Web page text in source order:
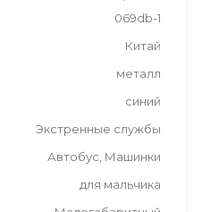
069db-1
Китай
металл
синий
Экстренные службы
Автобус, Машинки
для мальчика